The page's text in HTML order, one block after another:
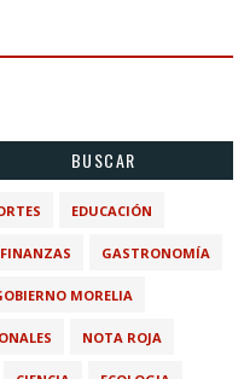
BUSCAR
EDUCACIÓN
FINANZAS GASTRONOMÍA
MORELIA
NOTA ROJA